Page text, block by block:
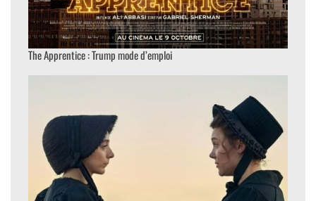
The Apprentice : Trump mode d’emploi